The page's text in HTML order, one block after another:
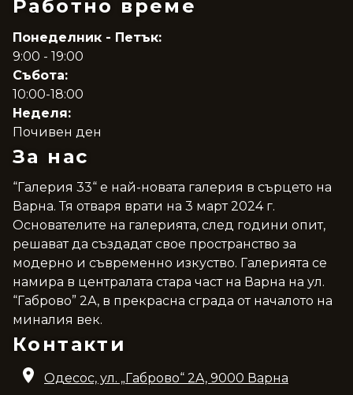
Работно време
Понеделник - Петък:
9:00 - 19:00
Събота:
10:00-18:00
Неделя:
Почивен ден
За нас
“Галерия 33“ е най-новата галерия в сърцето на
Варна. Тя отваря врати на 3 март 2024 г.
Основателите на галерията, след години опит,
решават да създадат свое пространство за
модерно и съвременно изкуство. Галерията се
намира в централата стара част на Варна на ул.
“Габрово” 2А, в прекрасна сграда от началото на
миналия век.
Контакти
Одесос, ул. „Габрово“ 2A, 9000 Варна